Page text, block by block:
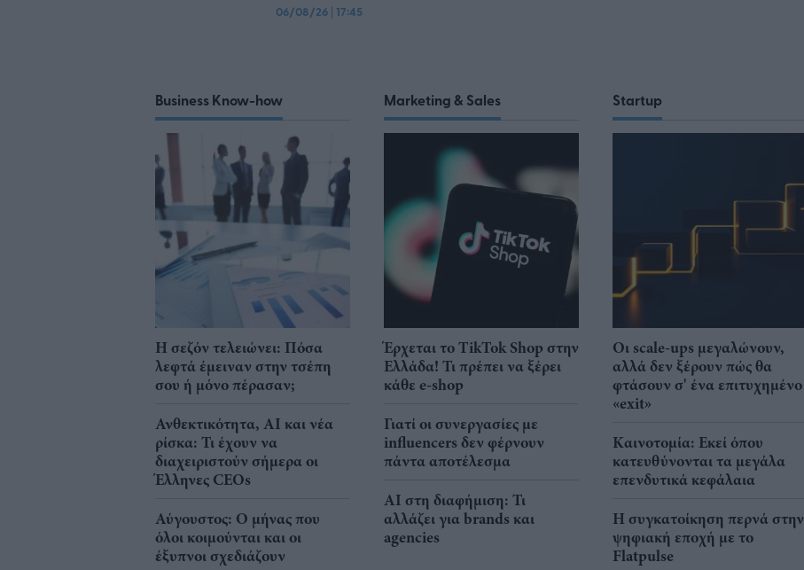
06/08/26 | 17:45
Business Know-how
Η σεζόν τελειώνει: Πόσα
λεφτά έμειναν στην τσέπη
σου ή μόνο πέρασαν;
Ανθεκτικότητα, AI και νέα
ρίσκα: Τι έχουν να
διαχειριστούν σήμερα οι
Έλληνες CEOs
Αύγουστος: Ο μήνας που
όλοι κοιμούνται και οι
έξυπνοι σχεδιάζουν
Marketing & Sales
Έρχεται το TikTok Shop στην
Ελλάδα! Τι πρέπει να ξέρει
κάθε e-shop
Γιατί οι συνεργασίες με
influencers δεν φέρνουν
πάντα αποτέλεσμα
AI στη διαφήμιση: Τι
αλλάζει για brands και
agencies
Startup
Οι scale-ups μεγαλώνουν,
αλλά δεν ξέρουν πώς θα
φτάσουν σ' ένα επιτυχημένο
«exit»
Καινοτομία: Εκεί όπου
κατευθύνονται τα μεγάλα
επενδυτικά κεφάλαια
Η συγκατοίκηση περνά στην
ψηφιακή εποχή με το
Flatpulse